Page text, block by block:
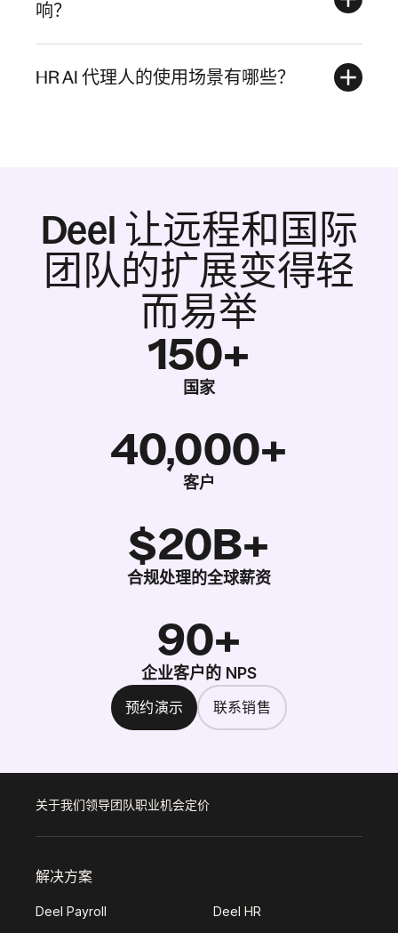
响？
HR AI 代理人的使用场景有哪些？
Deel 让远程和国际
团队的扩展变得轻
而易举
150+
国家
40,000+
客户
$20B+
合规处理的全球薪资
90+
企业客户的 NPS
预约演示 联系销售
关于我们领导团队职业机会定价
解决方案
Deel Payroll Deel HR